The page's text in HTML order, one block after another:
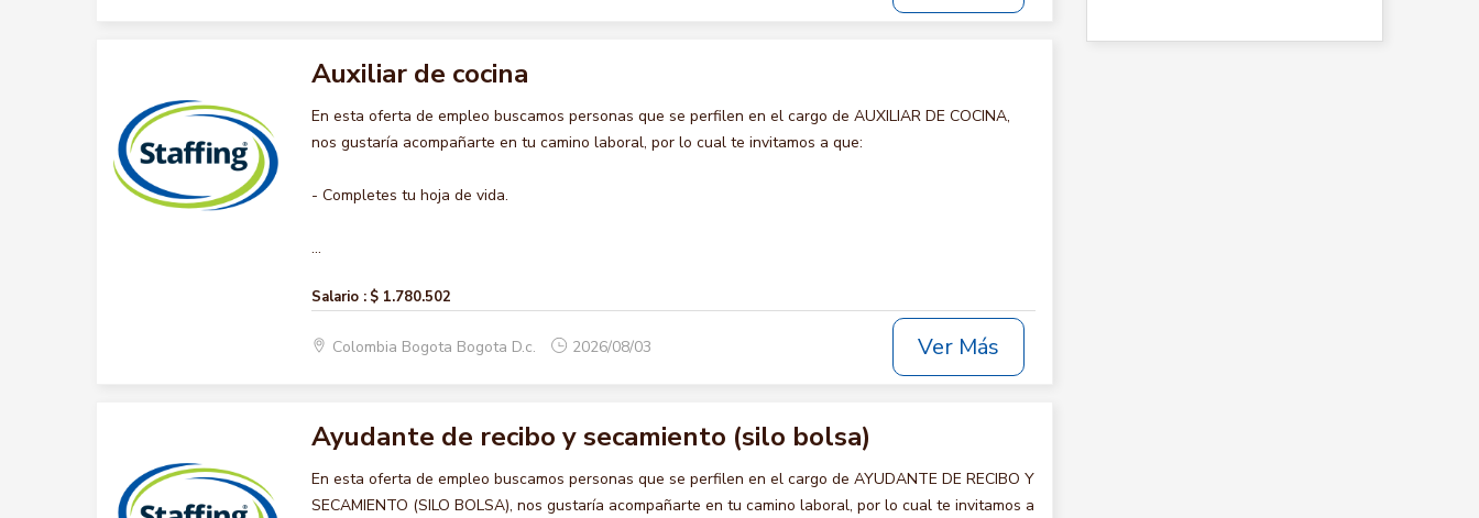
Auxiliar de cocina
En esta oferta de empleo buscamos personas que se perfilen en el cargo de AUXILIAR DE COCINA,
nos gustaría acompañarte en tu camino laboral, por lo cual te invitamos a que:
- Completes tu hoja de vida.
...
Salario : $ 1.780.502
Colombia Bogota Bogota D.c. 2026/08/03 Ver Más
Ayudante de recibo y secamiento (silo bolsa)
En esta oferta de empleo buscamos personas que se perfilen en el cargo de AYUDANTE DE RECIBO Y
SECAMIENTO (SILO BOLSA), nos gustaría acompañarte en tu camino laboral, por lo cual te invitamos a